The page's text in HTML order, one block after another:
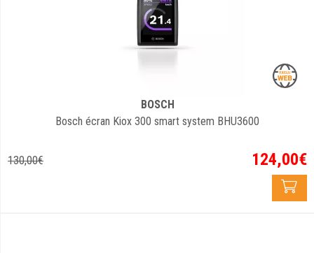
BOSCH
Bosch écran Kiox 300 smart system BHU3600
130,00€ 124,00€